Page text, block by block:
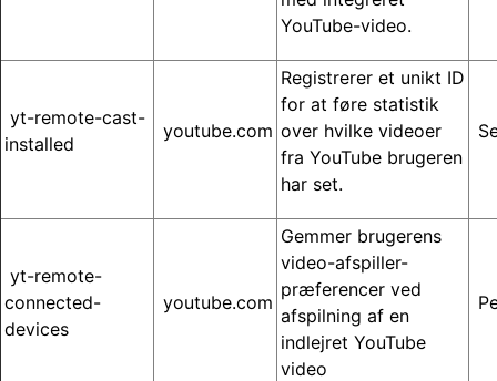
YouTube-video.
yt-remote-cast-
installed
youtube.com
Registrerer et unikt ID
for at føre statistik
over hvilke videoer
fra YouTube brugeren
har set.
yt-remote-
connected-
devices
youtube.com
Gemmer brugerens
video-afspiller-
præferencer ved
afspilning af en
indlejret YouTube
video